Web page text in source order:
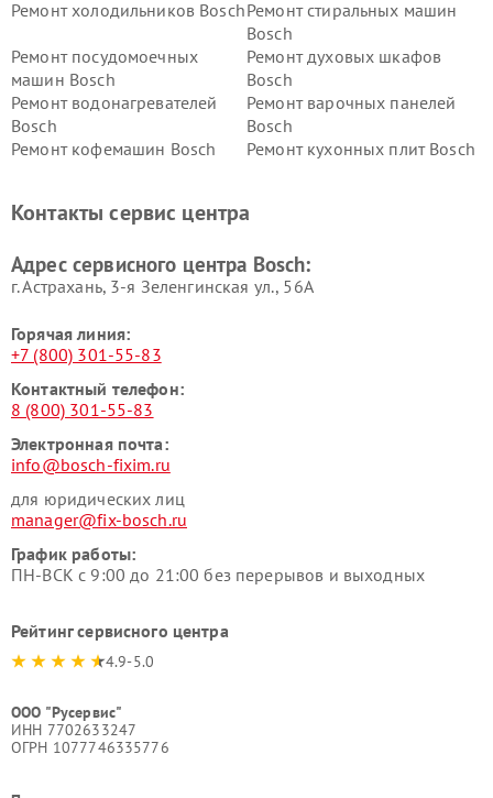
Ремонт холодильников BoschРемонт стиральных машин
Bosch
Ремонт посудомоечных
машин Bosch
Ремонт духовых шкафов
Bosch
Ремонт водонагревателей
Bosch
Ремонт варочных панелей
Bosch
Ремонт кофемашин Bosch
Ремонт кухонных плит Bosch
Ремонт сушильных автоматовРемонт морозильных камер
Контакты сервис центра
Адрес сервисного центра Bosch:
г. Астрахань, 3-я Зеленгинская ул., 56А
Горячая линия:
+7 (800) 301-55-83
Контактный телефон:
8 (800) 301-55-83
Электронная почта:
info@bosch-fixim.ru
для юридических лиц
manager@fix-bosch.ru
График работы:
ПН-ВСК с 9:00 до 21:00 без перерывов и выходных
Рейтинг сервисного центра
4.9-5.0
ООО "Русервис"
ИНН 7702633247
ОГРН 1077746335776